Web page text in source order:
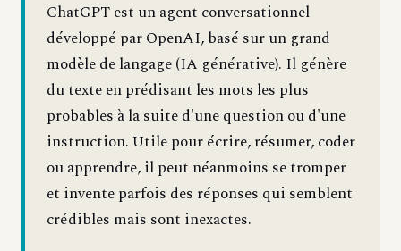
ChatGPT est un agent conversationnel
développé par OpenAI, basé sur un grand
modèle de langage (IA générative). Il génère
du texte en prédisant les mots les plus
probables à la suite d'une question ou d'une
instruction. Utile pour écrire, résumer, coder
ou apprendre, il peut néanmoins se tromper
et invente parfois des réponses qui semblent
crédibles mais sont inexactes.